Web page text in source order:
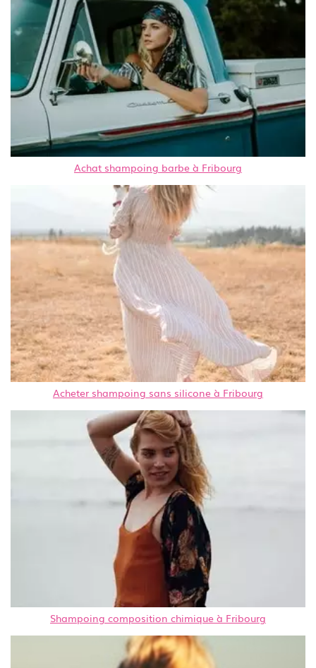
Achat shampoing barbe à Fribourg
Acheter shampoing sans silicone à Fribourg
Shampoing composition chimique à Fribourg